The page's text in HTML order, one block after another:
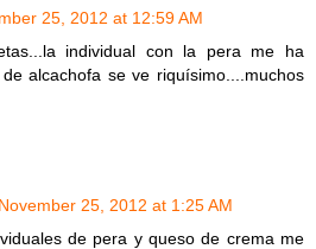
25, 2012 at 12:59 AM
individual con la pera me ha
alcachofa se ve riquísimo....muchos
November 25, 2012 at 1:25 AM
de pera y queso de crema me